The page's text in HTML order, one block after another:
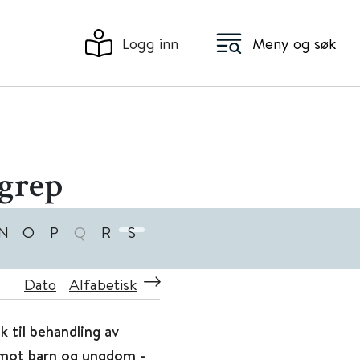
Logg inn Meny og søk
O P Q R S
Dato Alfabetisk
til behandling av
barn og ungdom -